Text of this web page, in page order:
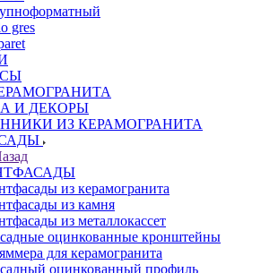
gres
И ДЕКОРЫ
ИЗ КЕРАМОГРАНИТА
из керамогранита
из камня
из металлокассет
оцинкованные кронштейны
для керамогранита
оцинкованный профиль